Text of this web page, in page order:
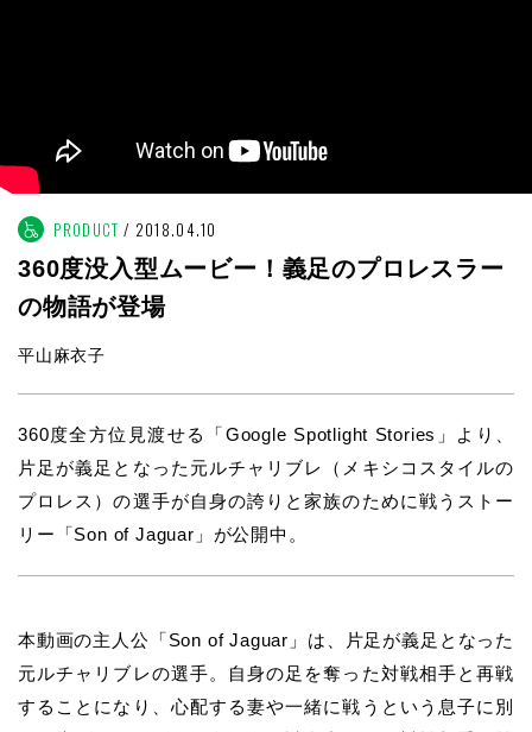
PRODUCT 2018.04.10
360度没入型ムービー！義足のプロレスラー
の物語が登場
平山麻衣子
360度全方位見渡せる「Google Spotlight Stories」より、
片足が義足となった元ルチャリブレ（メキシコスタイルの
プロレス）の選手が自身の誇りと家族のために戦うストー
リー「Son of Jaguar」が公開中。
本動画の主人公「Son of Jaguar」は、片足が義足となった
元ルチャリブレの選手。自身の足を奪った対戦相手と再戦
することになり、心配する妻や一緒に戦うという息子に別